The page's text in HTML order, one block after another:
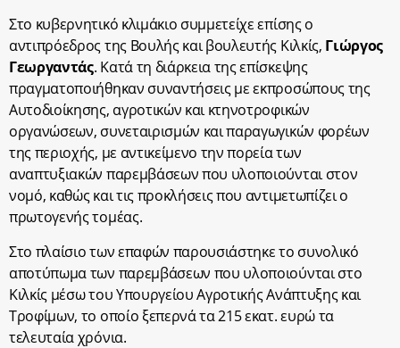
Στο κυβερνητικό κλιμάκιο συμμετείχε επίσης ο
αντιπρόεδρος της Βουλής και βουλευτής Κιλκίς, Γιώργος
Γεωργαντάς. Κατά τη διάρκεια της επίσκεψης
πραγματοποιήθηκαν συναντήσεις με εκπροσώπους της
Αυτοδιοίκησης, αγροτικών και κτηνοτροφικών
οργανώσεων, συνεταιρισμών και παραγωγικών φορέων
της περιοχής, με αντικείμενο την πορεία των
αναπτυξιακών παρεμβάσεων που υλοποιούνται στον
νομό, καθώς και τις προκλήσεις που αντιμετωπίζει ο
πρωτογενής τομέας.
Στο πλαίσιο των επαφών παρουσιάστηκε το συνολικό
αποτύπωμα των παρεμβάσεων που υλοποιούνται στο
Κιλκίς μέσω του Υπουργείου Αγροτικής Ανάπτυξης και
Τροφίμων, το οποίο ξεπερνά τα 215 εκατ. ευρώ τα
τελευταία χρόνια.